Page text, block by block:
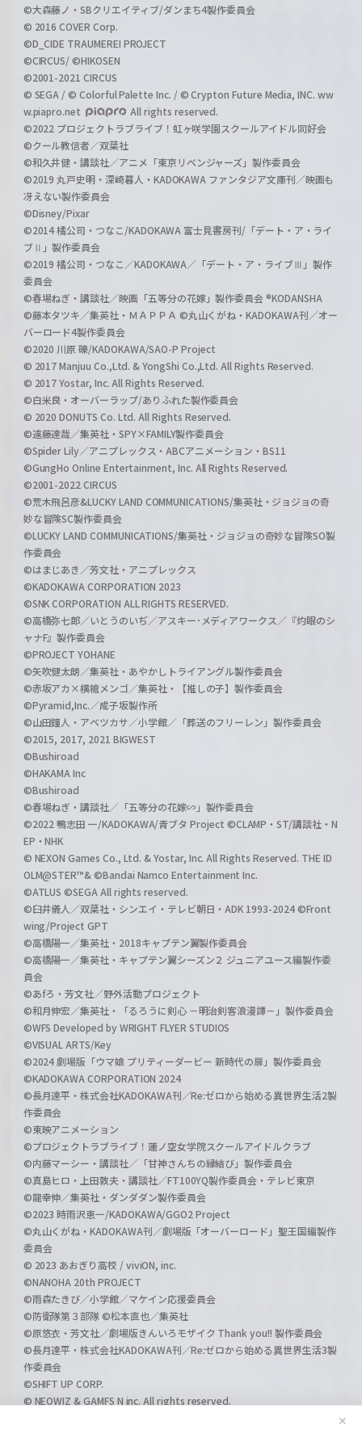
✕
©大森藤ノ・SBクリエイティブ/ダンまち4製作委員会
© 2016 COVER Corp.
©D_CIDE TRAUMEREI PROJECT
©CIRCUS/ ©HIKOSEN
©2001-2021 CIRCUS
© SEGA / © Colorful Palette Inc. / © Crypton Future Media, INC. ww
w.piapro.net
All rights reserved.
©2022 プロジェクトラブライブ！虹ヶ咲学園スクールアイドル同好会
©クール教信者／双葉社
©和久井健・講談社／アニメ「東京リベンジャーズ」製作委員会
©2019 丸戸史明・深崎暮人・KADOKAWA ファンタジア文庫刊／映画も
冴えない製作委員会
©Disney/Pixar
©2014 橘公司・つなこ/KADOKAWA 富士見書房刊/「デート・ア・ライ
ブⅡ」製作委員会
©2019 橘公司・つなこ／KADOKAWA／「デート・ア・ライブⅢ」製作
委員会
©春場ねぎ・講談社／映画「五等分の花嫁」製作委員会 ®KODANSHA
©藤本タツキ／集英社・ＭＡＰＰＡ ©丸山くがね・KADOKAWA刊／オー
バーロード4製作委員会
©2020 川原 礫/KADOKAWA/SAO-P Project
© 2017 Manjuu Co.,Ltd. & YongShi Co.,Ltd. All Rights Reserved.
© 2017 Yostar, Inc. All Rights Reserved.
©白米良・オーバーラップ/ありふれた製作委員会
© 2020 DONUTS Co. Ltd. All Rights Reserved.
©遠藤達哉／集英社・SPY×FAMILY製作委員会
©Spider Lily／アニプレックス・ABCアニメーション・BS11
©GungHo Online Entertainment, Inc. All Rights Reserved.
©2001-2022 CIRCUS
©荒木飛呂彦&LUCKY LAND COMMUNICATIONS/集英社・ジョジョの奇
妙な冒険SC製作委員会
©LUCKY LAND COMMUNICATIONS/集英社・ジョジョの奇妙な冒険SO製
作委員会
©はまじあき／芳文社・アニプレックス
©KADOKAWA CORPORATION 2023
©SNK CORPORATION ALL RIGHTS RESERVED.
©高橋弥七郎／いとうのいぢ／アスキー･メディアワークス／『灼眼のシ
ャナF』製作委員会
©PROJECT YOHANE
©矢吹健太朗／集英社・あやかしトライアングル製作委員会
©赤坂アカ×横槍メンゴ／集英社・【推しの子】製作委員会
©Pyramid,Inc.／成子坂製作所
©山田鐘人・アベツカサ／小学館／「葬送のフリーレン」製作委員会
©2015, 2017, 2021 BIGWEST
©Bushiroad
©HAKAMA Inc
©Bushiroad
©春場ねぎ・講談社／「五等分の花嫁∽」製作委員会
©2022 鴨志田 一/KADOKAWA/青ブタ Project ©CLAMP・ST/講談社・N
EP・NHK
© NEXON Games Co., Ltd. & Yostar, Inc. All Rights Reserved. THE ID
OLM@STER™& ©Bandai Namco Entertainment Inc.
©ATLUS ©SEGA All rights reserved.
©臼井儀人／双葉社・シンエイ・テレビ朝日・ADK 1993-2024 ©Front
wing/Project GPT
©高橋陽一／集英社・2018キャプテン翼製作委員会
©高橋陽一／集英社・キャプテン翼シーズン２ ジュニアユース編製作委
員会
©あfろ・芳文社／野外活動プロジェクト
©和月伸宏／集英社・「るろうに剣心 －明治剣客浪漫譚－」製作委員会
©WFS Developed by WRIGHT FLYER STUDIOS
©VISUAL ARTS/Key
©2024 劇場版「ウマ娘 プリティーダービー 新時代の扉」製作委員会
©KADOKAWA CORPORATION 2024
©長月達平・株式会社KADOKAWA刊／Re:ゼロから始める異世界生活2製
作委員会
©東映アニメーション
©プロジェクトラブライブ！蓮ノ空女学院スクールアイドルクラブ
©内藤マーシー・講談社／「甘神さんちの縁結び」製作委員会
©真島ヒロ・上田敦夫・講談社／FT100YQ製作委員会・テレビ東京
©龍幸伸／集英社・ダンダダン製作委員会
©2023 時雨沢恵一/KADOKAWA/GGO2 Project
©丸山くがね・KADOKAWA刊／劇場版「オーバーロード」聖王国編製作
委員会
© 2023 あおぎり高校 / viviON, inc.
©NANOHA 20th PROJECT
©雨森たきび／小学館／マケイン応援委員会
©防衛隊第３部隊 ©松本直也／集英社
©原悠衣・芳文社／劇場版きんいろモザイク Thank you!! 製作委員会
©長月達平・株式会社KADOKAWA刊／Re:ゼロから始める異世界生活3製
作委員会
©SHIFT UP CORP.
© NEOWIZ & GAMFS N inc. All rights reserved.